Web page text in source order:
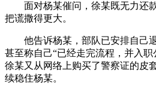
面对杨某催问，徐某既无力还
把谎撒得更大。
他告诉杨某，部队已安排自己退
甚至称自己“已经走完流程，并入职
徐某又从网络上购买了警察证的皮
续稳住杨某。